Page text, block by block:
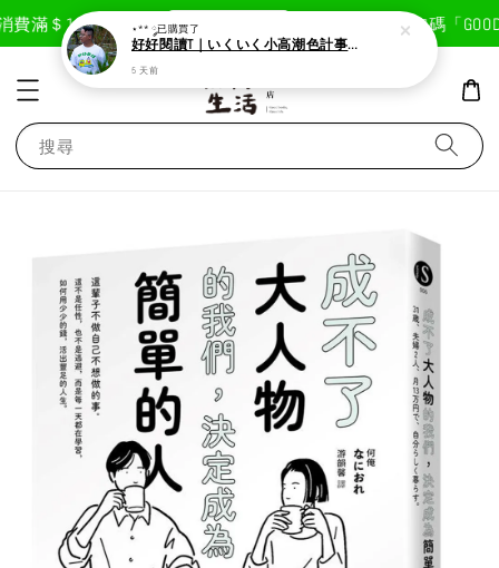
滿＄1800免運費 現在去購物！ 首次註冊輸入折扣碼「
搜尋
⋆** ༘已購買了
好好閱讀T｜いくいく小高潮色計事務所X好好生活書店聯名款
5 天前